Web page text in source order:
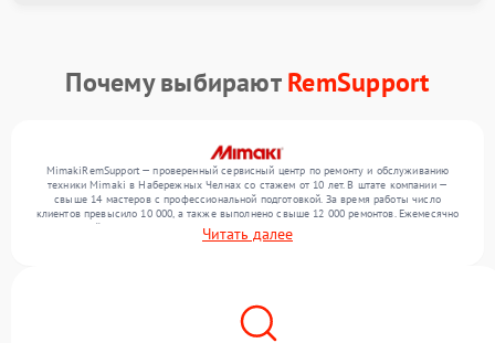
Почему выбираютRemSupport
MimakiRemSupport — проверенный сервисный центр по ремонту и обслуживанию
техники Mimaki в Набережных Челнах со стажем от 10 лет. В штате компании —
свыше 14 мастеров с профессиональной подготовкой. За время работы число
клиентов превысило 10 000, а также выполнено свыше 12 000 ремонтов. Ежемесячно
в сервисный центр поступает свыше 300 единиц техники, включая , , . Мы устраняем
поломки любой сложности и предлагаем стабильный уровень сервиса благодаря
Читать далее